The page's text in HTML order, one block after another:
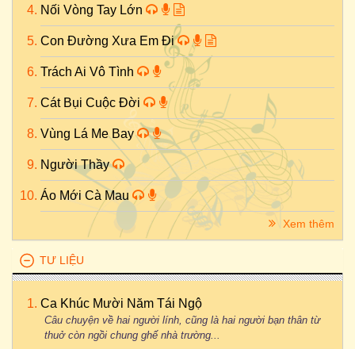
Nối Vòng Tay Lớn
Con Đường Xưa Em Đi
Trách Ai Vô Tình
Cát Bụi Cuộc Đời
Vùng Lá Me Bay
Người Thầy
Áo Mới Cà Mau
Xem thêm
TƯ LIỆU
Ca Khúc Mười Năm Tái Ngộ
Câu chuyện về hai người lính, cũng là hai người bạn thân từ
thuở còn ngồi chung ghế nhà trường...